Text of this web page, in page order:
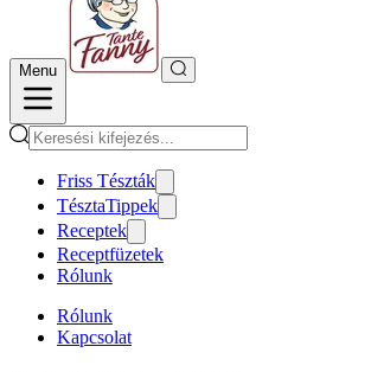
Menu
Friss Tészták
TésztaTippek
Receptek
Receptfüzetek
Rólunk
Rólunk
Kapcsolat